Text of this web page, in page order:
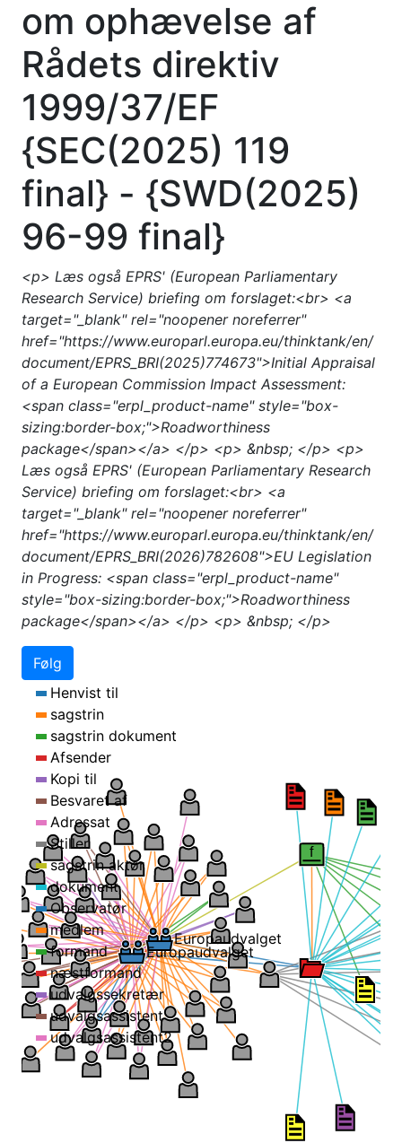
om ophævelse af
Rådets direktiv
1999/37/EF
{SEC(2025) 119
final} - {SWD(2025)
96-99 final}
<p> Læs også EPRS' (European Parliamentary
Research Service) briefing om forslaget:<br> <a
target="_blank" rel="noopener noreferrer"
href="https://www.europarl.europa.eu/thinktank/en/
document/EPRS_BRI(2025)774673">Initial Appraisal
of a European Commission Impact Assessment:
<span class="erpl_product-name" style="box-
sizing:border-box;">Roadworthiness
package</span></a> </p> <p> &nbsp; </p> <p>
Læs også EPRS' (European Parliamentary Research
Service) briefing om forslaget:<br> <a
target="_blank" rel="noopener noreferrer"
href="https://www.europarl.europa.eu/thinktank/en/
document/EPRS_BRI(2026)782608">EU Legislation
in Progress: <span class="erpl_product-name"
style="box-sizing:border-box;">Roadworthiness
package</span></a> </p> <p> &nbsp; </p>
Følg
f
Europaudvalget
Europaudvalget
Henvist til
sagstrin
sagstrin dokument
Afsender
Kopi til
Besvaret af
Adressat
Stiller
sagstrin aktør
dokument
Observatør
medlem
formand
næstformand
udvalgssekretær
udvalgsassistent
udvalgsassistent2